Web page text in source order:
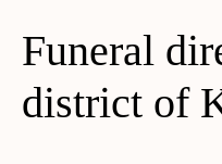
Funeral
district of